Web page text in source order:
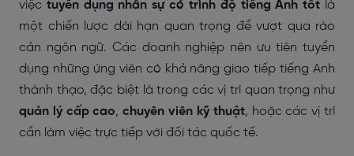
việc tuyển dụng nhân sự có trình độ tiếng Anh tốt là
một chiến lược dài hạn quan trọng để vượt qua rào
cản ngôn ngữ. Các doanh nghiệp nên ưu tiên tuyển
dụng những ứng viên có khả năng giao tiếp tiếng Anh
thành thạo, đặc biệt là trong các vị trí quan trọng như
quản lý cấp cao,chuyên viên kỹ thuật, hoặc các vị trí
cần làm việc trực tiếp với đối tác quốc tế.